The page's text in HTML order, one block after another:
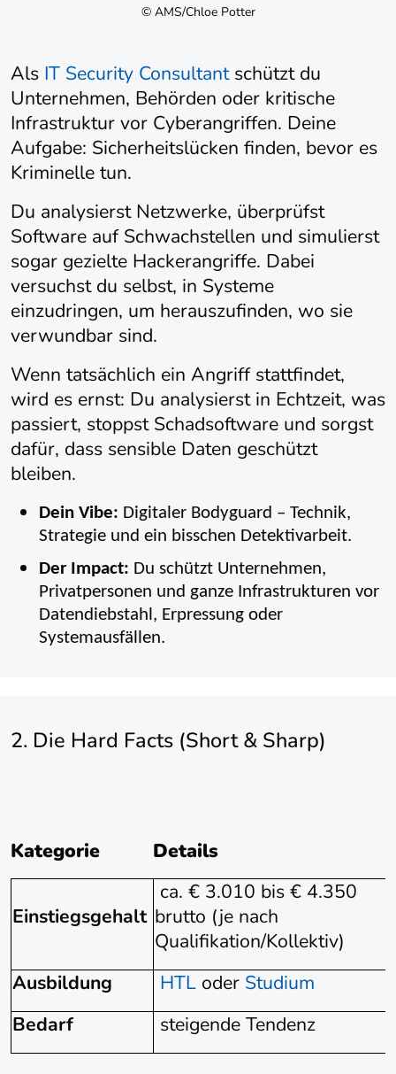
© AMS/Chloe Potter
Als IT Security Consultantschützt du
Unternehmen, Behörden oder kritische
Infrastruktur vor Cyberangriffen. Deine
Aufgabe: Sicherheitslücken finden, bevor es
Kriminelle tun.
Du analysierst Netzwerke, überprüfst
Software auf Schwachstellen und simulierst
sogar gezielte Hackerangriffe. Dabei
versuchst du selbst, in Systeme
einzudringen, um herauszufinden, wo sie
verwundbar sind.
Wenn tatsächlich ein Angriff stattfindet,
wird es ernst: Du analysierst in Echtzeit, was
passiert, stoppst Schadsoftware und sorgst
dafür, dass sensible Daten geschützt
bleiben.
Dein Vibe: Digitaler Bodyguard – Technik,
Strategie und ein bisschen Detektivarbeit.
Der Impact: Du schützt Unternehmen,
Privatpersonen und ganze Infrastrukturen vor
Datendiebstahl, Erpressung oder
Systemausfällen.
2. Die Hard Facts (Short & Sharp)
Kategorie Details
Einstiegsgehalt
ca. € 3.010 bis € 4.350
brutto (je nach
Qualifikation/Kollektiv)
Ausbildung
HTL oder Studium
Bedarf
steigende Tendenz